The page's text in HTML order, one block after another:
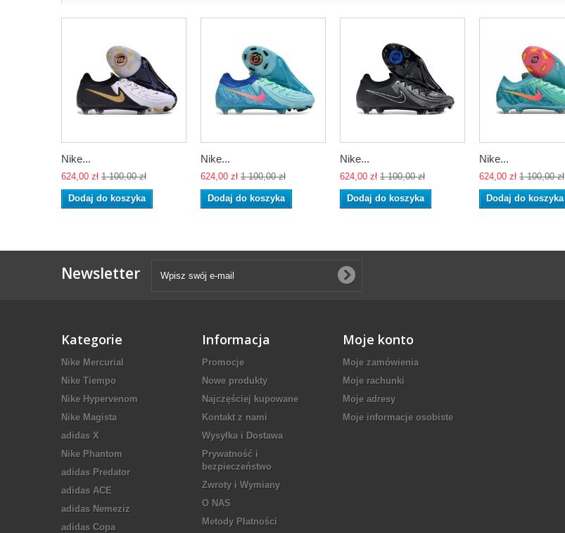
Nike...
624,00 zł 1 100,00 zł
Dodaj do koszyka
Nike...
624,00 zł 1 100,00 zł
Dodaj do koszyka
Nike...
624,00 zł 1 100,00 zł
Dodaj do koszyka
Nike...
624,00 zł 1 100,00 zł
Dodaj do koszyka
Newsletter
Kategorie
Nike Mercurial
Nike Tiempo
Nike Hypervenom
Nike Magista
adidas X
Nike Phantom
adidas Predator
adidas ACE
adidas Nemeziz
adidas Copa
Informacja
Promocje
Nowe produkty
Najczęściej kupowane
Kontakt z nami
Wysyłka i Dostawa
Prywatność i
bezpieczeństwo
Zwroty i Wymiany
O NAS
Metody Płatności
Moje konto
Moje zamówienia
Moje rachunki
Moje adresy
Moje informacje osobiste